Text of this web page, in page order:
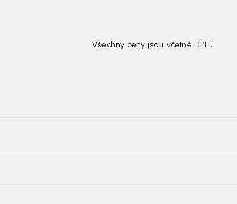
Všechny ceny jsou včetně DPH.